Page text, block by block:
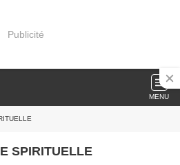
Publicité
MENU
SPIRITUELLE